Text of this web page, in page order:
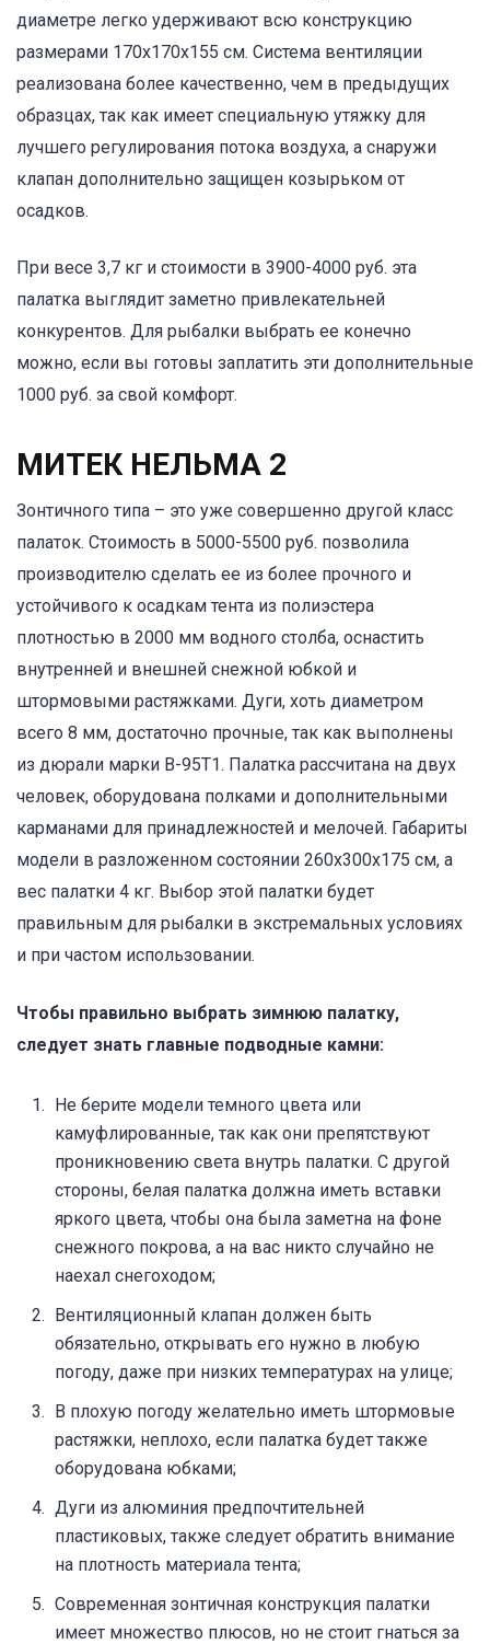
диаметре легко удерживают всю конструкцию
размерами 170х170х155 см. Система вентиляции
реализована более качественно, чем в предыдущих
образцах, так как имеет специальную утяжку для
лучшего регулирования потока воздуха, а снаружи
клапан дополнительно защищен козырьком от
осадков.
При весе 3,7 кг и стоимости в 3900-4000 руб. эта
палатка выглядит заметно привлекательней
конкурентов. Для рыбалки выбрать ее конечно
можно, если вы готовы заплатить эти дополнительные
1000 руб. за свой комфорт.
МИТЕК НЕЛЬМА 2
Зонтичного типа – это уже совершенно другой класс
палаток. Стоимость в 5000-5500 руб. позволила
производителю сделать ее из более прочного и
устойчивого к осадкам тента из полиэстера
плотностью в 2000 мм водного столба, оснастить
внутренней и внешней снежной юбкой и
штормовыми растяжками. Дуги, хоть диаметром
всего 8 мм, достаточно прочные, так как выполнены
из дюрали марки B-95T1. Палатка рассчитана на двух
человек, оборудована полками и дополнительными
карманами для принадлежностей и мелочей. Габариты
модели в разложенном состоянии 260х300х175 см, а
вес палатки 4 кг. Выбор этой палатки будет
правильным для рыбалки в экстремальных условиях
и при частом использовании.
Чтобы правильно выбрать зимнюю палатку,
следует знать главные подводные камни:
Не берите модели темного цвета или
камуфлированные, так как они препятствуют
проникновению света внутрь палатки. С другой
стороны, белая палатка должна иметь вставки
яркого цвета, чтобы она была заметна на фоне
снежного покрова, а на вас никто случайно не
наехал снегоходом;
Вентиляционный клапан должен быть
обязательно, открывать его нужно в любую
погоду, даже при низких температурах на улице;
В плохую погоду желательно иметь штормовые
растяжки, неплохо, если палатка будет также
оборудована юбками;
Дуги из алюминия предпочтительней
пластиковых, также следует обратить внимание
на плотность материала тента;
Современная зонтичная конструкция палатки
имеет множество плюсов, но не стоит гнаться за